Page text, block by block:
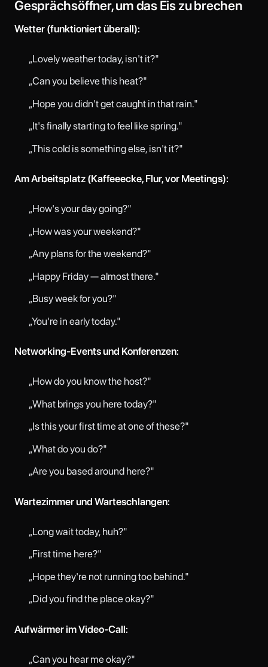
Gesprächsöffner, um das Eis zu brechen
Wetter (funktioniert überall):
„Lovely weather today, isn't it?"
„Can you believe this heat?"
„Hope you didn't get caught in that rain."
„It's finally starting to feel like spring."
„This cold is something else, isn't it?"
Am Arbeitsplatz (Kaffeeecke, Flur, vor Meetings):
„How's your day going?"
„How was your weekend?"
„Any plans for the weekend?"
„Happy Friday — almost there."
„Busy week for you?"
„You're in early today."
Networking-Events und Konferenzen:
„How do you know the host?"
„What brings you here today?"
„Is this your first time at one of these?"
„What do you do?"
„Are you based around here?"
Wartezimmer und Warteschlangen:
„Long wait today, huh?"
„First time here?"
„Hope they're not running too behind."
„Did you find the place okay?"
Aufwärmer im Video-Call:
„Can you hear me okay?"